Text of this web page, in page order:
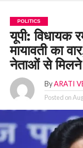
POLITICS
यूपी: विधायक
मायावती का
नेताओं से
By ARATI
Posted on